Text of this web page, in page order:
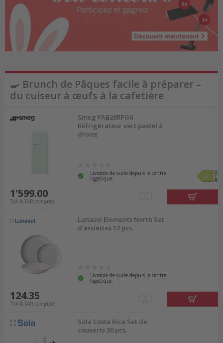
🍳 Brunch de Pâques facile à préparer –
du cuiseur à œufs à la cafetière
Smeg FAB28RPG6
Réfrigérateur vert pastel à
droite
Livrable de suite depuis le centre
logistique
1'599.00
TVA & TAR comprise
Lunasol Elements North Set
d'assiettes 12 pcs.
Livrable de suite depuis le centre
logistique
124.35
TVA & TAR comprise
Sola Costa Rica Set de
couverts 30 pcs.